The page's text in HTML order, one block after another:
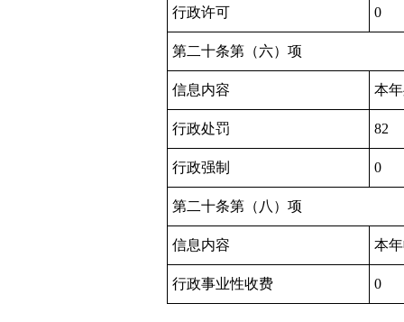
行政许可 0
第二十条第（六）项
信息内容 本
行政处罚 82
行政强制 0
第二十条第（八）项
信息内容 本
行政事业性收费 0